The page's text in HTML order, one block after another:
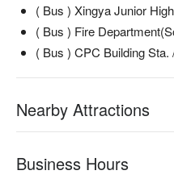
( Bus ) Xingya Junior
( Bus ) Fire
( Bus ) CPC Building Sta.
Nearby Attractions
Business Hours